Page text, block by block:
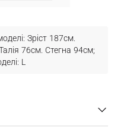
Зріст 187см.
76см. Стегна 94см;
L